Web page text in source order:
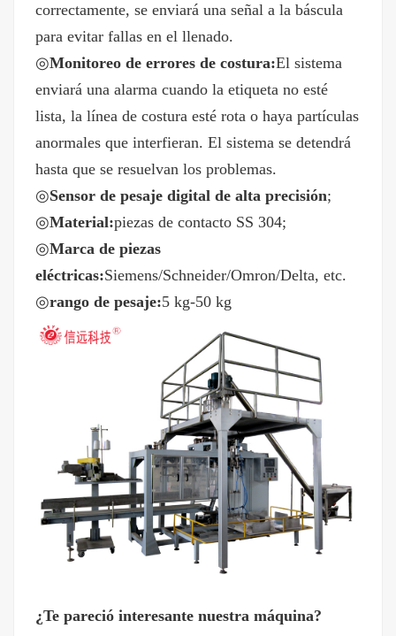
correctamente, se enviará una señal a la báscula
para evitar fallas en el llenado.
◎Monitoreo de errores de costura:El sistema
enviará una alarma cuando la etiqueta no esté
lista, la línea de costura esté rota o haya partículas
anormales que interfieran. El sistema se detendrá
hasta que se resuelvan los problemas.
◎Sensor de pesaje digital de alta precisión;
◎Material:piezas de contacto SS 304;
◎Marca de piezas
eléctricas:Siemens/Schneider/Omron/Delta, etc.
◎rango de pesaje:5 kg-50 kg
¿Te pareció interesante nuestra máquina?